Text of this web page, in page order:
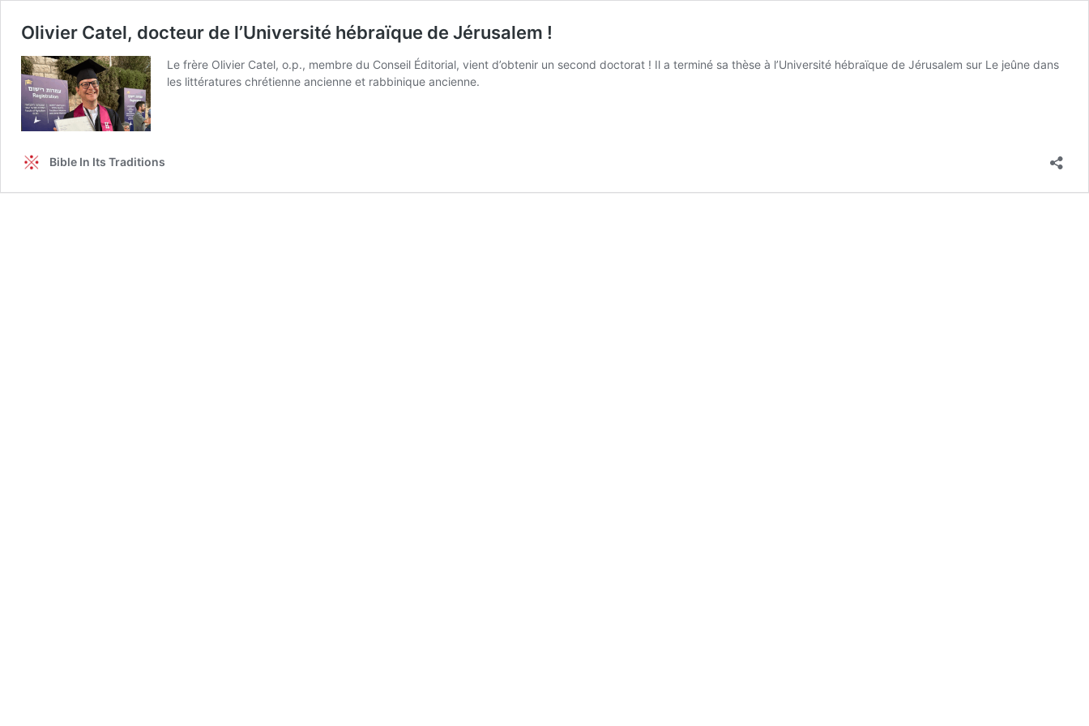
Olivier Catel, docteur de l’Université hébraïque de Jérusalem !
Le frère Olivier Catel, o.p., membre du Conseil Éditorial, vient d’obtenir un second doctorat ! Il a terminé sa thèse à l’Université hébraïque de Jérusalem sur Le jeûne dans
les littératures chrétienne ancienne et rabbinique ancienne.
Bible In Its Traditions